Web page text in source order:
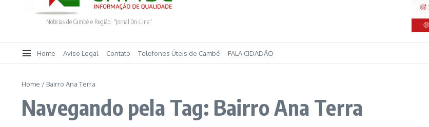
Notícias de Cambé e Região. "Jornal On-Line"
Home Aviso Legal Contato Telefones Úteis de Cambé FALA CIDADÃO
Home / Bairro Ana Terra
Navegando pela Tag: Bairro Ana Terra